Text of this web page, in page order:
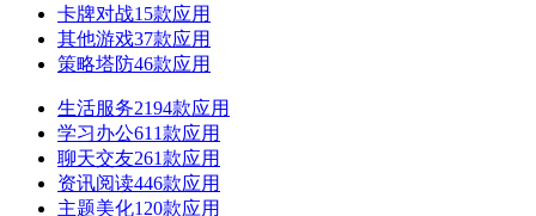
卡牌对战15款应用
其他游戏37款应用
策略塔防46款应用
生活服务2194款应用
学习办公611款应用
聊天交友261款应用
资讯阅读446款应用
主题美化120款应用